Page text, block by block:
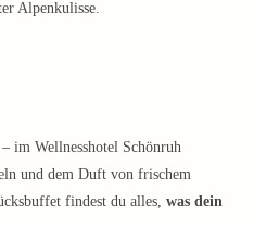
Alpenkulisse.
im Wellnesshotel Schönruh
und dem Duft von frischem
findest du alles, was dein